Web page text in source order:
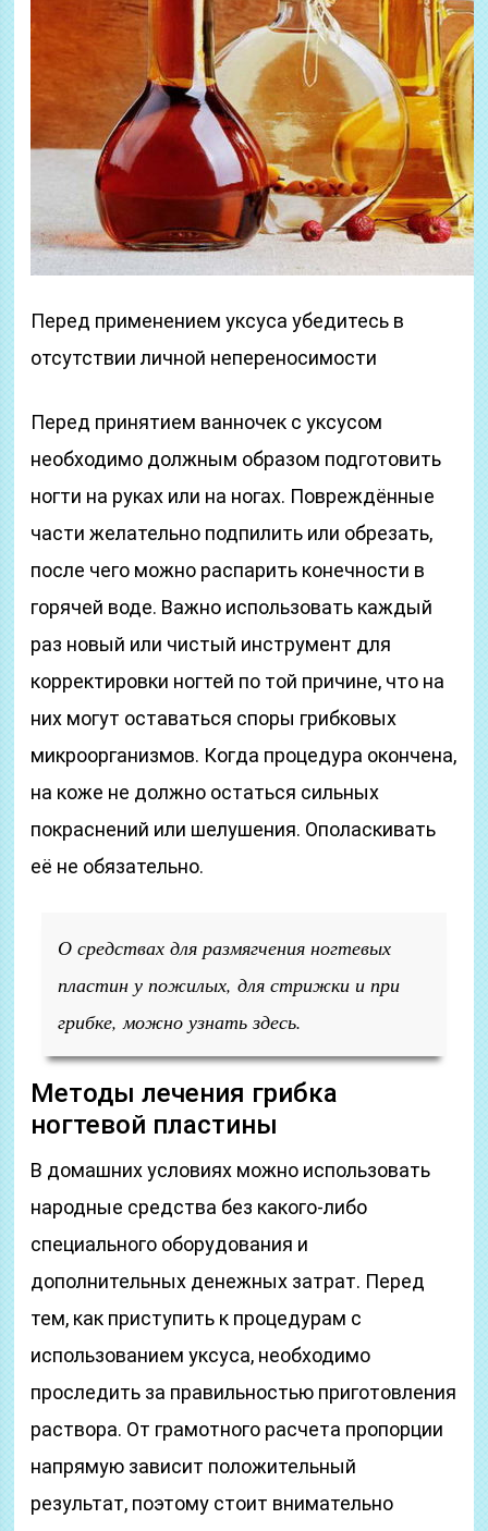
Перед применением уксуса убедитесь в
отсутствии личной непереносимости
Перед принятием ванночек с уксусом
необходимо должным образом подготовить
ногти на руках или на ногах. Повреждённые
части желательно подпилить или обрезать,
после чего можно распарить конечности в
горячей воде. Важно использовать каждый
раз новый или чистый инструмент для
корректировки ногтей по той причине, что на
них могут оставаться споры грибковых
микроорганизмов. Когда процедура окончена,
на коже не должно остаться сильных
покраснений или шелушения. Ополаскивать
её не обязательно.
О средствах для размягчения ногтевых
пластин у пожилых, для стрижки и при
грибке, можно узнать здесь.
Методы лечения грибка
ногтевой пластины
В домашних условиях можно использовать
народные средства без какого-либо
специального оборудования и
дополнительных денежных затрат. Перед
тем, как приступить к процедурам с
использованием уксуса, необходимо
проследить за правильностью приготовления
раствора. От грамотного расчета пропорции
напрямую зависит положительный
результат, поэтому стоит внимательно